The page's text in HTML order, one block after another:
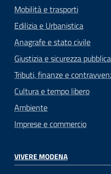
Mobilità e trasporti
Edilizia e Urbanistica
Anagrafe e stato civile
Giustizia e sicurezza pubblica
Tributi, finanze e
Cultura e tempo libero
Ambiente
Imprese e commercio
VIVERE MODENA